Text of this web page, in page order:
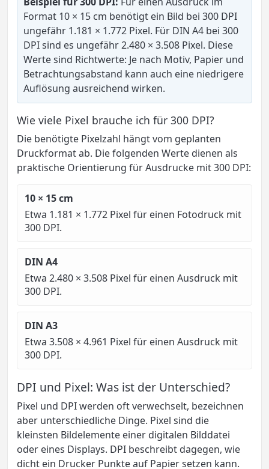
Format 10 × 15 cm benötigt ein Bild bei 300 DPI
ungefähr 1.181 × 1.772 Pixel. Für DIN A4 bei 300
DPI sind es ungefähr 2.480 × 3.508 Pixel. Diese
Werte sind Richtwerte: Je nach Motiv, Papier und
Betrachtungsabstand kann auch eine niedrigere
Auflösung ausreichend wirken.
Wie viele Pixel brauche ich für 300 DPI?
Die benötigte Pixelzahl hängt vom geplanten
Druckformat ab. Die folgenden Werte dienen als
praktische Orientierung für Ausdrucke mit 300 DPI:
10 × 15 cm
Etwa 1.181 × 1.772 Pixel für einen Fotodruck mit
300 DPI.
DIN A4
Etwa 2.480 × 3.508 Pixel für einen Ausdruck mit
300 DPI.
DIN A3
Etwa 3.508 × 4.961 Pixel für einen Ausdruck mit
300 DPI.
DPI und Pixel: Was ist der Unterschied?
Pixel und DPI werden oft verwechselt, bezeichnen
aber unterschiedliche Dinge. Pixel sind die
kleinsten Bildelemente einer digitalen Bilddatei
oder eines Displays. DPI beschreibt dagegen, wie
dicht ein Drucker Punkte auf Papier setzen kann.